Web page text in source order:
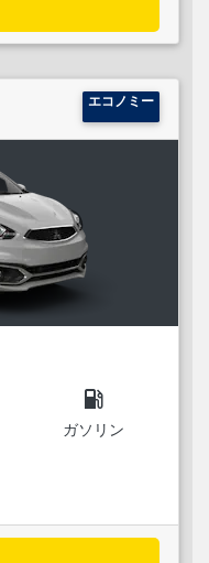
エコノミー
local_gas_station
ガソリン